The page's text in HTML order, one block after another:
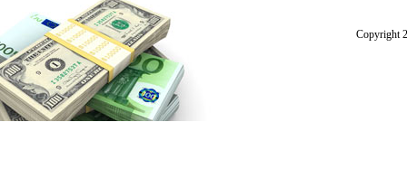
Copyright